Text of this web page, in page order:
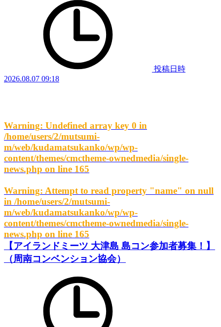
投稿日時
2026.08.07 09:18
Warning: Undefined array key 0 in
/home/users/2/mutsumi-
m/web/kudamatsukanko/wp/wp-
content/themes/cmctheme-ownedmedia/single-
news.php on line 165
Warning: Attempt to read property "name" on null
in /home/users/2/mutsumi-
m/web/kudamatsukanko/wp/wp-
content/themes/cmctheme-ownedmedia/single-
news.php on line 165
【アイランドミーツ 大津島 島コン参加者募集！】
（周南コンベンション協会）